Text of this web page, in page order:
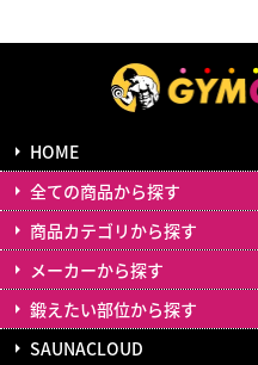
HOME
全ての商品から探す
商品カテゴリから探す
メーカーから探す
鍛えたい部位から探す
SAUNACLOUD